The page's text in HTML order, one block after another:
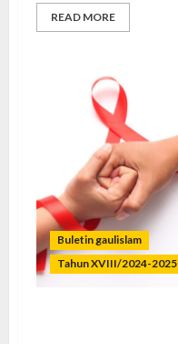
READ MORE
Buletin gaulislam
Tahun XVIII/2024-2025